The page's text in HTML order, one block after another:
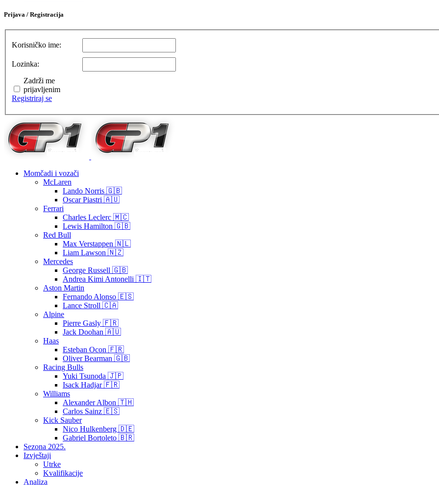
Prijava / Registracija
Korisničko ime:
Lozinka:
Zadrži me
prijavljenim
Registriraj se
Momčadi i vozači
McLaren
Lando Norris 🇬🇧
Oscar Piastri 🇦🇺
Ferrari
Charles Leclerc 🇲🇨
Lewis Hamilton 🇬🇧
Red Bull
Max Verstappen 🇳🇱
Liam Lawson 🇳🇿
Mercedes
George Russell 🇬🇧
Andrea Kimi Antonelli 🇮🇹
Aston Martin
Fernando Alonso 🇪🇸
Lance Stroll 🇨🇦
Alpine
Pierre Gasly 🇫🇷
Jack Doohan 🇦🇺
Haas
Esteban Ocon 🇫🇷
Oliver Bearman 🇬🇧
Racing Bulls
Yuki Tsunoda 🇯🇵
Isack Hadjar 🇫🇷
Williams
Alexander Albon 🇹🇭
Carlos Sainz 🇪🇸
Kick Sauber
Nico Hulkenberg 🇩🇪
Gabriel Bortoleto 🇧🇷
Sezona 2025.
Izvještaji
Utrke
Kvalifikacije
Analiza